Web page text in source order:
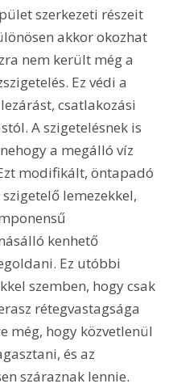
szerkezeti részeit
akkor okozhat
nem került még a
Ez védi a
csatlakozási
A szigetelésnek is
a megálló víz
modifikált, öntapadó
lemezekkel,
kenhető
Ez utóbbi
szemben, hogy csak
rétegvastagsága
még, hogy közvetlenül
és az
száraznak lennie.